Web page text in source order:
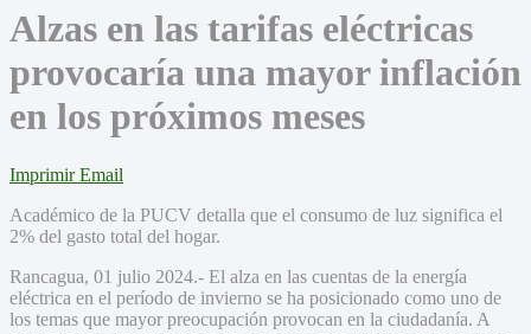
Alzas en las tarifas eléctricas
provocaría una mayor inflación
en los próximos meses
Imprimir Email
Académico de la PUCV detalla que el consumo de luz significa el
2% del gasto total del hogar.
Rancagua, 01 julio 2024.- El alza en las cuentas de la energía
eléctrica en el período de invierno se ha posicionado como uno de
los temas que mayor preocupación provocan en la ciudadanía. A